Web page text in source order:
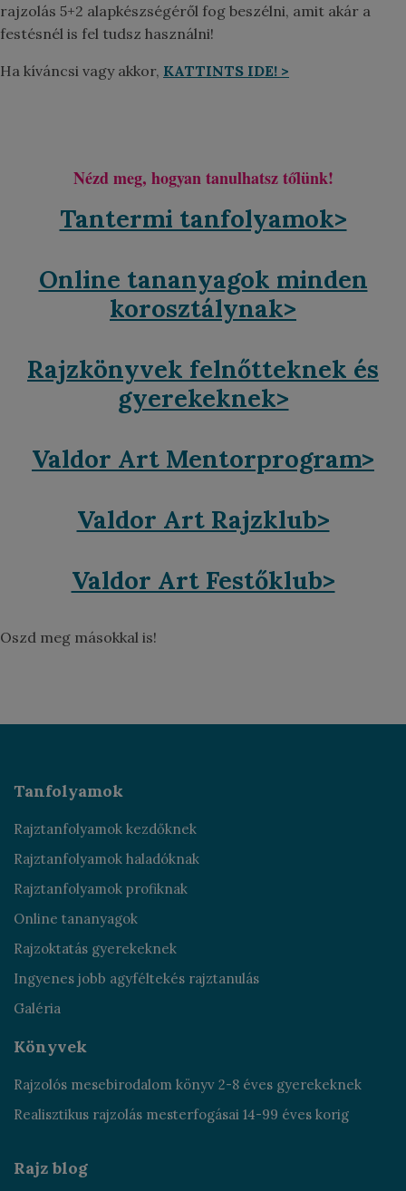
rajzolás 5+2 alapkészségéről fog beszélni, amit akár a
festésnél is fel tudsz használni!
Ha kíváncsi vagy akkor, KATTINTS IDE! >
Nézd meg, hogyan tanulhatsz tőlünk!
Tantermi tanfolyamok>
Online tananyagok minden
korosztálynak>
Rajzkönyvek felnőtteknek és
gyerekeknek>
Valdor Art Mentorprogram>
Valdor Art Rajzklub>
Valdor Art Festőklub>
Oszd meg másokkal is!
Tanfolyamok
Rajztanfolyamok kezdőknek
Rajztanfolyamok haladóknak
Rajztanfolyamok profiknak
Online tananyagok
Rajzoktatás gyerekeknek
Ingyenes jobb agyféltekés rajztanulás
Galéria
Könyvek
Rajzolós mesebirodalom könyv 2-8 éves gyerekeknek
Realisztikus rajzolás mesterfogásai 14-99 éves korig
Rajz blog